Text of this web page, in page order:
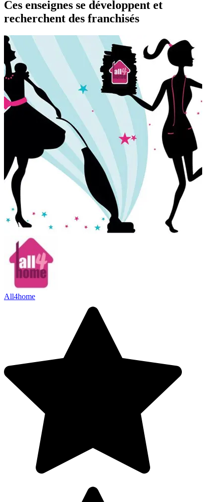
Ces enseignes se développent et
recherchent des franchisés
All4home